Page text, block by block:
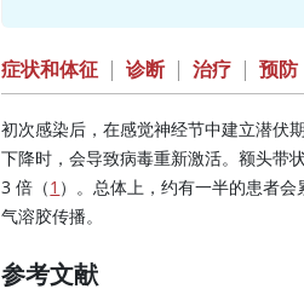
症状和体征 | 诊断 | 治疗 | 预防
初次感染后，在感觉神经节中建立潜伏
下降时，会导致病毒重新激活。额头带
3 倍（1 ）。总体上，约有一半的患者会
气溶胶传播。
参考文献